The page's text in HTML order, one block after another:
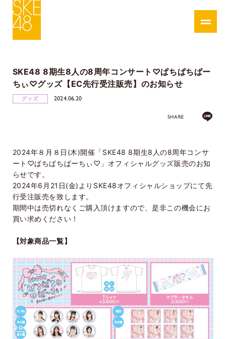
SKE48 8期生8人の8周年コンサート♡ぱちぱちぱー
ちぃ♡グッズ【EC先行受注販売】のお知らせ
グッズ 2024.06.20
SHARE
2024年８月８日(木)開催「SKE48 8期生8人の8周年コンサ
ート♡ぱちぱちぱーちぃ♡」オフィシャルグッズ販売のお知
らせです。
2024年6月21日(金)よりSKE48オフィシャルショップにて先
行受注販売を致します。
期間中は売切れなくご購入頂けますので、是非この機会にお
買い求めください！
【対象商品一覧】